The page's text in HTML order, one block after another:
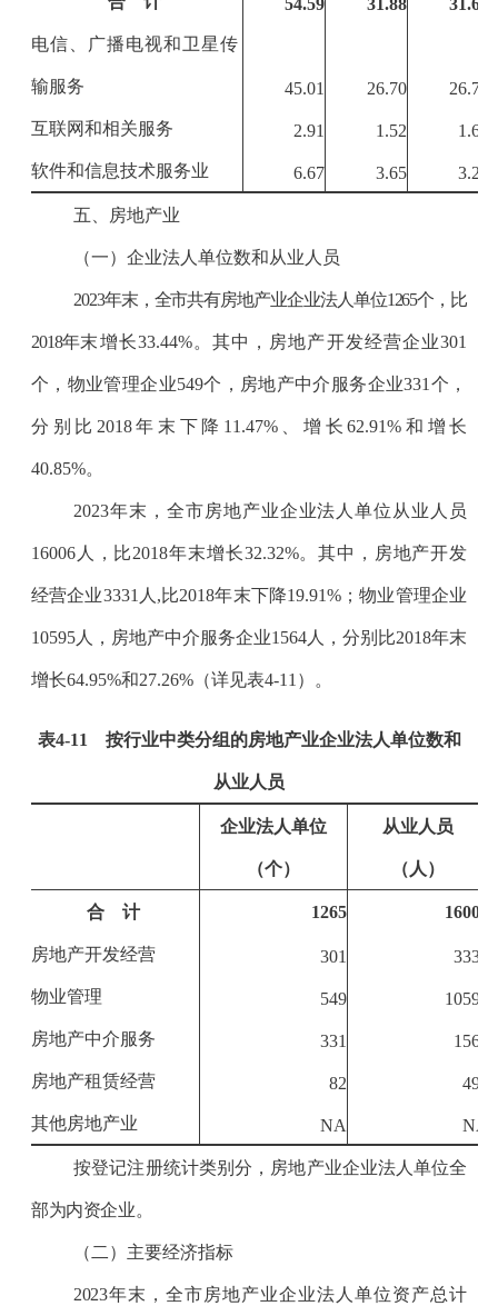
电信、广播电视和卫星传
输服务 45.01 26.70 26.78
互联网和相关服务 2.91 1.52 1.61
软件和信息技术服务业 6.67 3.65 3.21
五、房地产业
（一）企业法人单位数和从业人员
2023年末，全市共有房地产业企业法人单位1265个，比
2018年末增长33.44%。其中，房地产开发经营企业301
个，物业管理企业549个，房地产中介服务企业331 个，
分别比 2018年末下降 11.47%、增长62.91% 和增长
40.85%。
2023年末，全市房地产业企业法人单位从业人员
16006人，比2018年末增长32.32%。其中，房地产开发
经营企业3331 人 ,比2018年末下降19.91% ；物业管理企业
10595人，房地产中介服务企业1564 人，分别比2018年末
增长64.95%和27.26%（详见表4-11 ）。
表4-11按行业中类分组的房地产业企业法人单位数和
从业人员
企业法人单位
（个）
从业人员
（人）
合 计 1265 16006
房地产开发经营 301 3331
物业管理 549 10595
房地产中介服务 331 1564
房地产租赁经营 82 493
其他房地产业 NA NA
按登记注册统计类别分，房地产业企业法人单位全
部为内资企业。
（二）主要经济指标
2023年末，全市房地产业企业法人单位资产总计